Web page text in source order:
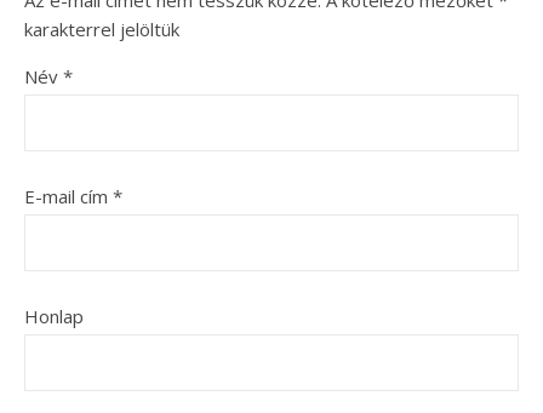
karakterrel jelöltük
Név *
E-mail cím *
Honlap